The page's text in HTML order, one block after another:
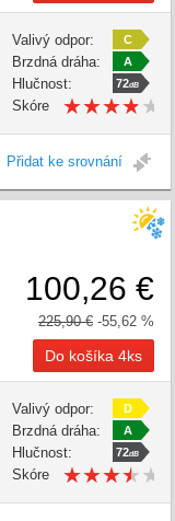
Valivý odpor: C
Brzdná dráha: A
Hlučnost: 72dB
Skóre
★★★★★
★★★★★
Přidat ke srovnání
100,26 €
225,90 € -55,62 %
Valivý odpor: D
Brzdná dráha: A
Hlučnost: 72dB
Skóre
★★★★★
★★★★★